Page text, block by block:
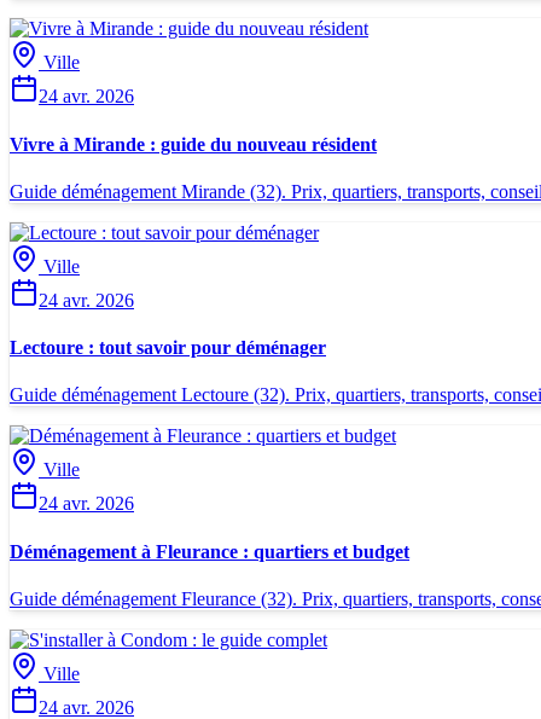
Ville
24 avr. 2026
Vivre à Mirande : guide du nouveau résident
Guide déménagement Mirande (32). Prix, quartiers, transports,
Ville
24 avr. 2026
Lectoure : tout savoir pour déménager
Guide déménagement Lectoure (32). Prix, quartiers, transports,
Ville
24 avr. 2026
Déménagement à Fleurance : quartiers et budget
Guide déménagement Fleurance (32). Prix, quartiers, transports,
Ville
24 avr. 2026